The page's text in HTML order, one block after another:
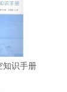
知识手册